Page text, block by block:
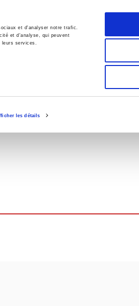
et d'analyser notre trafic.
et d'analyse, qui peuvent
leurs services.
les détails
Français